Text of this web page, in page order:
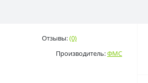
Отзывы:(0)
Производитель:ФМС